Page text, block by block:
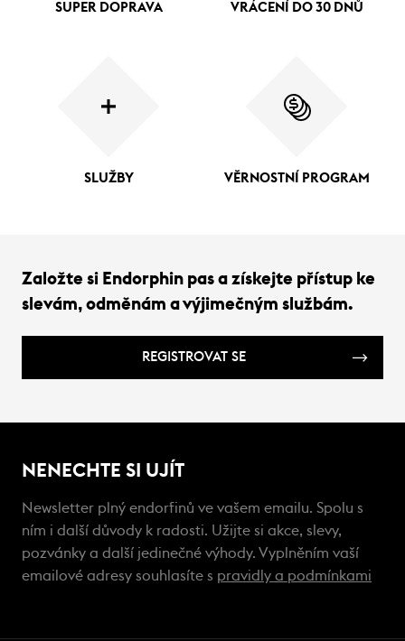
SUPER DOPRAVA VRÁCENÍ DO 30 DNŮ
SLUŽBY VĚRNOSTNÍ PROGRAM
Založte si Endorphin pas a získejte přístup ke
slevám, odměnám a výjimečným službám.
REGISTROVAT SE
NENECHTE SI UJÍT
Newsletter plný endorfinů ve vašem emailu. Spolu s
ním i další důvody k radosti. Užijte si akce, slevy,
pozvánky a další jedinečné výhody. Vyplněním vaší
emailové adresy souhlasíte s pravidly a podmínkami